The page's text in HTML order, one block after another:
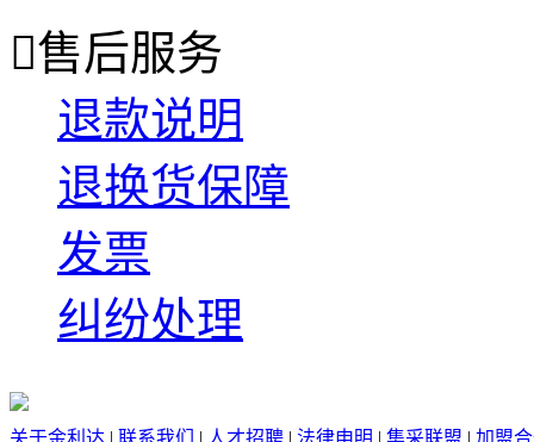
售后服务
退款说明
退换货保障
发票
纠纷处理
关于金利达 | 联系我们 | 人才招聘 | 法律申明 | 集采联盟 | 加盟